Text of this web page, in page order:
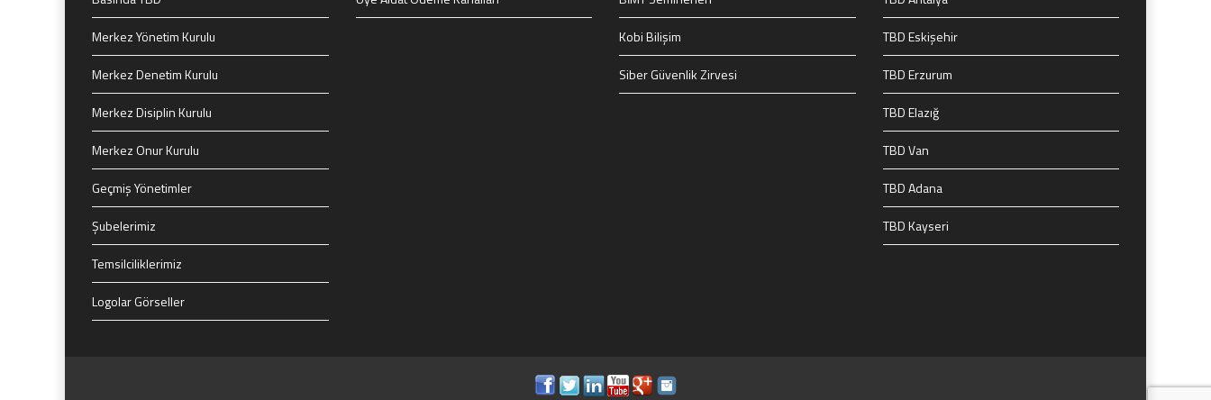
Merkez Yönetim Kurulu
Merkez Denetim Kurulu
Merkez Disiplin Kurulu
Merkez Onur Kurulu
Geçmiş Yönetimler
Şubelerimiz
Temsilciliklerimiz
Logolar Görseller
Kobi Bilişim
Siber Güvenlik Zirvesi
TBD Eskişehir
TBD Erzurum
TBD Elazığ
TBD Van
TBD Adana
TBD Kayseri